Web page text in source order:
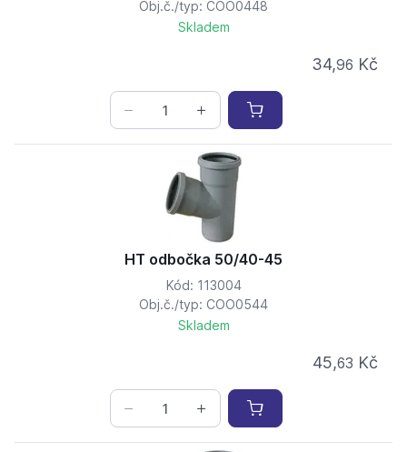
Obj.č./typ: COO0448
Skladem
34,96 Kč
HT odbočka 50/40-45
Kód: 113004
Obj.č./typ: COO0544
Skladem
45,63 Kč